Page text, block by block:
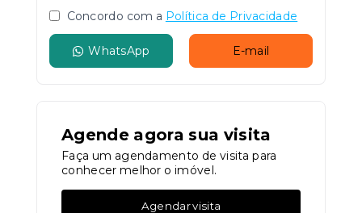
Concordo com a Política de Privacidade
WhatsApp E-mail
Agende agora sua visita
Faça um agendamento de visita para
conhecer melhor o imóvel.
Agendar visita